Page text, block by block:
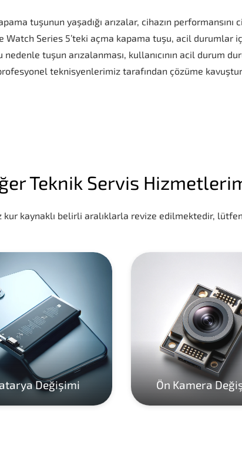
tuşunun yaşadığı arızalar, cihazın
Series 5’teki açma kapama tuşu, acil durumlar
tuşun arızalanması, kullanıcının acil durum
teknisyenlerimiz tarafından çözüme
Teknik Servis
kur kaynaklı belirli aralıklarla revize edilmektedir,
Değişimi Ön Kamera